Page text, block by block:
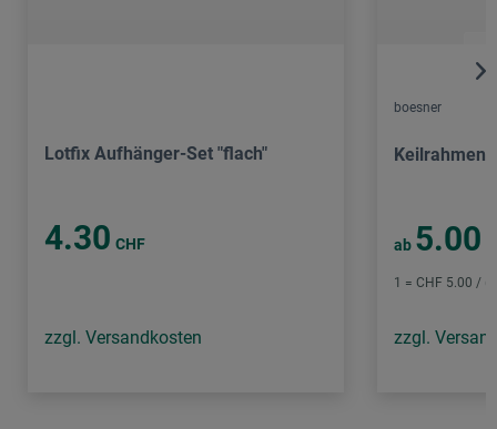
Lotfix Aufhänger-Set "flach"
4.30 CHF
zzgl. Versandkosten
boesner
Keilrahmen
ab 5.00
1 = CHF 5.00 /
zzgl.